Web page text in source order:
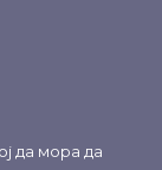
да мора да